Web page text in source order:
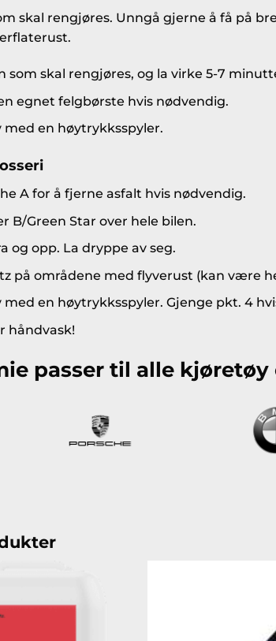
skal rengjøres. Unngå gjerne å få på
som skal rengjøres, og la virke 5-7
egnet felgbørste hvis nødvendig.
med en høytrykksspyler.
A for å fjerne asfalt hvis nødvendig.
B/Green Star over hele bilen.
og opp. La dryppe av seg.
på områdene med flyverust (kan være
med en høytrykksspyler. Gjenge pkt. 4
håndvask!
passer til alle